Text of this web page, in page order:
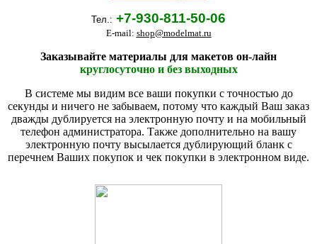
Тел.: +7-930-811-50-06
E-mail: shop@modelmat.ru
Заказывайте материалы для макетов он-лайн
круглосуточно и без выходных
В системе мы видим все ваши покупки с точностью до
секунды и ничего не забываем, потому что каждый Ваш заказ
дважды дублируется на электронную почту и на мобильный
телефон администратора. Также дополнительно на вашу
электронную почту высылается дублирующий бланк с
перечнем Ваших покупок и чек покупки в электронном виде.